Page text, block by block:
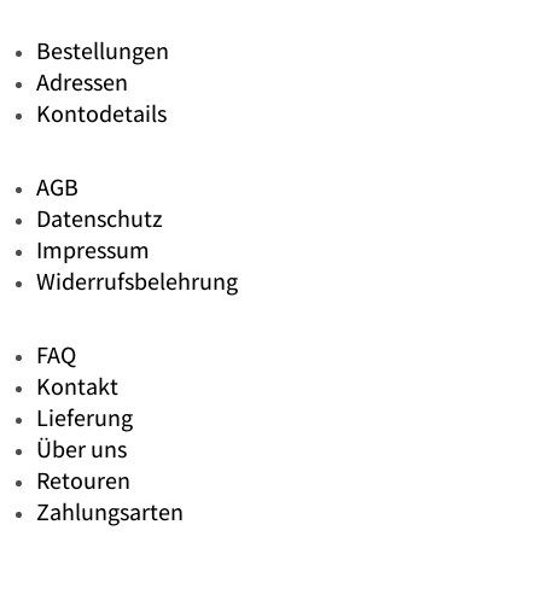
Bestellungen
Adressen
Kontodetails
AGB
Datenschutz
Impressum
Widerrufsbelehrung
FAQ
Kontakt
Lieferung
Über uns
Retouren
Zahlungsarten